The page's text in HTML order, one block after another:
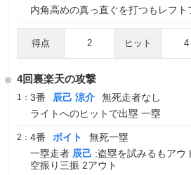
内角高めの真っ直ぐを打つもレフト
得点 2 ヒット 4
4回裏楽天の攻撃
1： 3番 辰己 涼介
無死走者なし
ライトへのヒットで出塁 一塁
2： 4番 ボイト
無死一塁
一塁走者 辰己 :盗塁を試みるもアウ
空振り三振 2アウト